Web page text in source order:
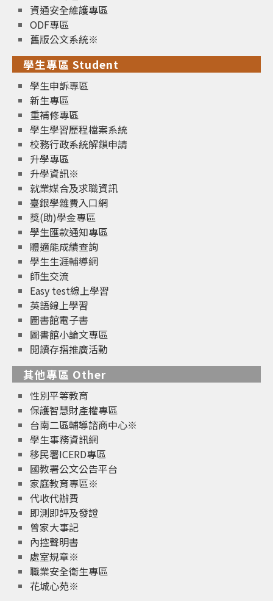
資通安全維護專區
ODF專區
舊版公文系統※
學生專區 Student
學生申訴專區
新生專區
重補修專區
學生學習歷程檔案系統
校務行政系統解鎖申請
升學專區
升學資訊※
就業媒合及求職資訊
臺銀學雜費入口網
獎(助)學金專區
學生匯款通知專區
體適能成績查詢
學生生涯輔導網
師生交流
Easy test線上學習
英語線上學習
圖書館電子書
圖書館小論文專區
閱讀存摺推廣活動
其他專區 Other
性別平等教育
保護智慧財產權專區
台南二區輔導諮商中心※
學生事務資訊網
移民署ICERD專區
國教署公文公告平台
家庭教育專區※
代收代辦費
即測即評及發證
曾家大事記
內控聲明書
處室規章※
職業安全衛生專區
花城心苑※